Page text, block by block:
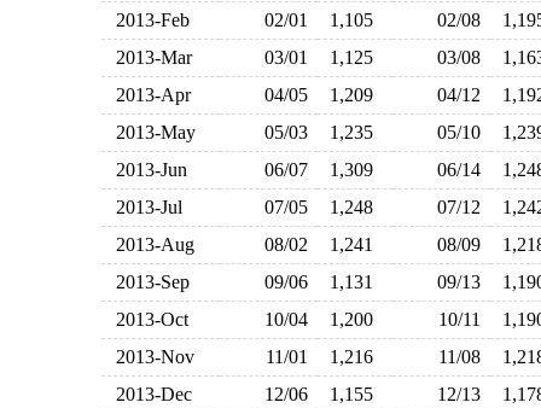
2013-Feb
02/01 1,105 02/08
2013-Mar
03/01 1,125 03/08
2013-Apr
04/05 1,209 04/12
2013-May
05/03 1,235 05/10
2013-Jun
06/07 1,309 06/14
2013-Jul
07/05 1,248 07/12
2013-Aug
08/02 1,241 08/09
2013-Sep
09/06 1,131 09/13
2013-Oct
10/04 1,200 10/11
2013-Nov
11/01 1,216 11/08
2013-Dec
12/06 1,155 12/13